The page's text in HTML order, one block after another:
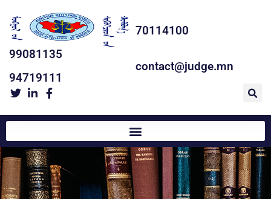
70114100
99081135
94719111
contact@judge.mn